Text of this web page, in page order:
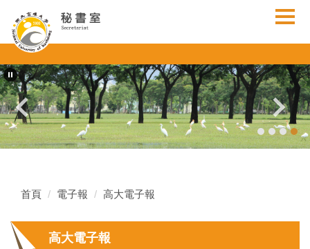
到
主
內
容
區
首頁 電子報 高大電子報
高大電子報